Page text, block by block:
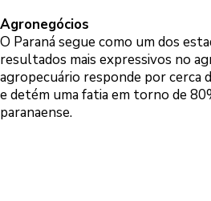
Agronegócios
O Paraná segue como um dos
resultados mais expressivos no
agropecuário responde por cerca
e detém uma fatia em torno de
paranaense.